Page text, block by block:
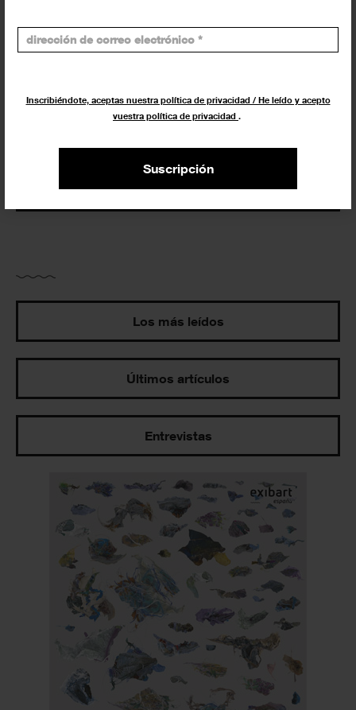
Inscribiéndote, aceptas nuestra política de privacidad / He leído y acepto
vuestra política de privacidad .
Suscripción
Exposiciones y actividades en tu ciudad
Los más leídos
Últimos artículos
Entrevistas